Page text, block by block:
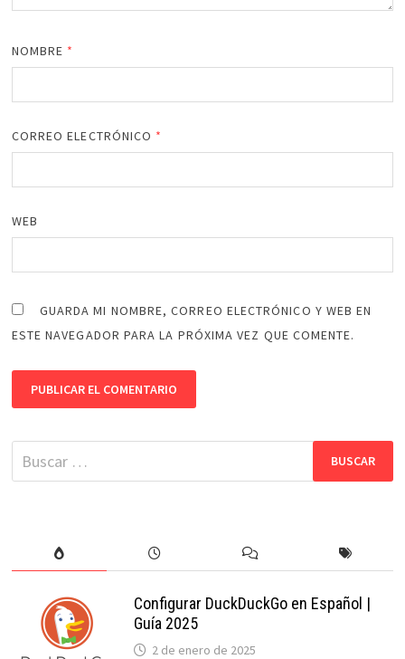
NOMBRE *
CORREO ELECTRÓNICO *
WEB
GUARDA MI NOMBRE, CORREO ELECTRÓNICO Y WEB EN
ESTE NAVEGADOR PARA LA PRÓXIMA VEZ QUE COMENTE.
Buscar:
Configurar DuckDuckGo en Español |
Guía 2025
2 de enero de 2025